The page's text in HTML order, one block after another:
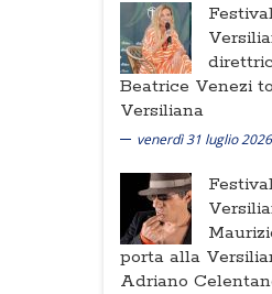
Beatrice Venezi
Versiliana
venerdì 31 luglio 2026
porta alla
Adriano